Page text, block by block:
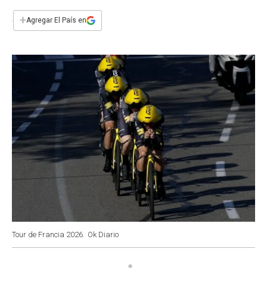
e
b
k
s
p
t
n
i
l
+Agregar El País en
Tour de Francia 2026. Ok Diario